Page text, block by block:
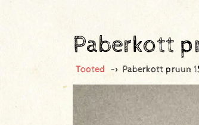
Paberkott
Tooted -> Paberkott pruun